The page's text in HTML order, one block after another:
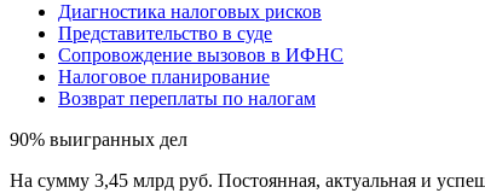
Диагностика налоговых рисков
Представительство в суде
Сопровождение вызовов в ИФНС
Налоговое планирование
Возврат переплаты по налогам
90% выигранных дел
На сумму 3,45 млрд руб. Постоянная, актуальная и